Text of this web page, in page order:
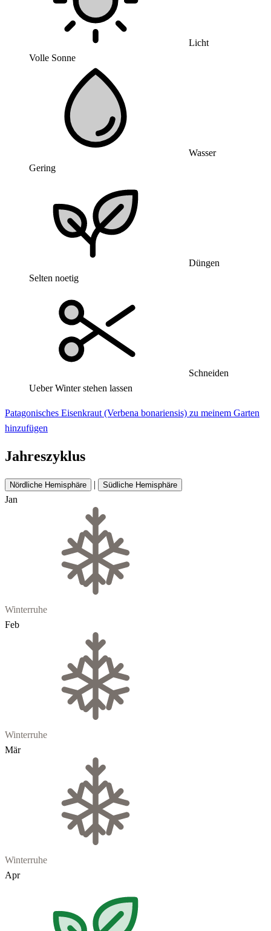
Licht
Volle Sonne
Wasser
Gering
Düngen
Selten noetig
Schneiden
Ueber Winter stehen lassen
Patagonisches Eisenkraut (Verbena bonariensis) zu meinem Garten
hinzufügen
Jahreszyklus
Nördliche Hemisphäre | Südliche Hemisphäre
Jan
Winterruhe
Feb
Winterruhe
Mär
Winterruhe
Apr